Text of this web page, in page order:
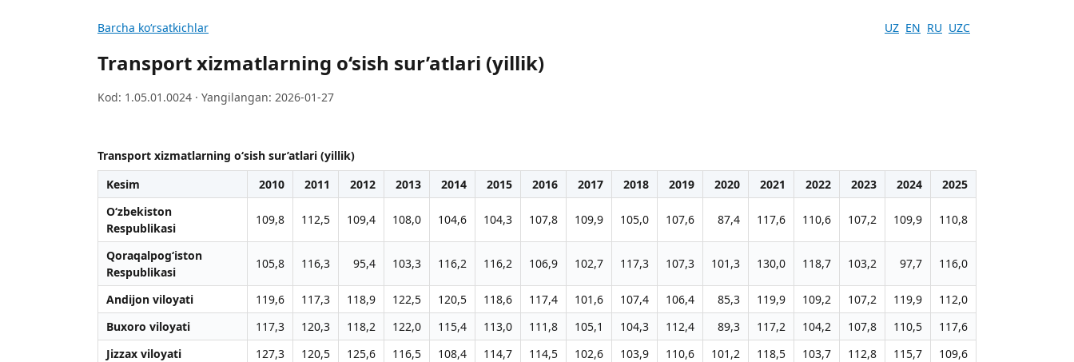
Barcha koʻrsatkichlar UZ EN RU UZC
Transport xizmatlarning o‘sish sur’atlari (yillik)
Kod: 1.05.01.0024 · Yangilangan: 2026-01-27
Transport xizmatlarning o‘sish sur’atlari (yillik)
Kesim
2010 2011 2012 2013 2014 2015 2016 2017 2018 2019 2020 2021 2022 2023 2024
2025
O‘zbekiston
Respublikasi
109,8 112,5 109,4 108,0 104,6 104,3 107,8 109,9 105,0 107,6 87,4 117,6 110,6 107,2 109,9 110,8
Qoraqalpog‘iston
Respublikasi
105,8 116,3 95,4 103,3 116,2 116,2 106,9 102,7 117,3 107,3 101,3 130,0 118,7 103,2 97,7 116,0
Andijon viloyati 119,6 117,3 118,9 122,5 120,5 118,6 117,4 101,6 107,4 106,4 85,3 119,9 109,2 107,2 119,9
112,0
Buxoro viloyati
117,3 120,3 118,2 122,0 115,4 113,0 111,8 105,1 104,3 112,4 89,3 117,2 104,2 107,8 110,5
117,6
Jizzax viloyati
127,3 120,5 125,6 116,5 108,4 114,7 114,5 102,6 103,9 110,6 101,2 118,5 103,7 112,8 115,7
109,6